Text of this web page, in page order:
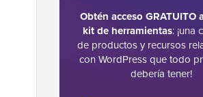
Obtén acceso GRATUITO
kit de herramientas: ¡una
de productos y recursos
con WordPress que todo
debería tener!